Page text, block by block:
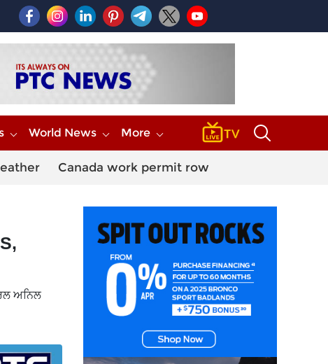
World News More
Canada work permit row
ਅਨਿਲ